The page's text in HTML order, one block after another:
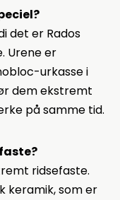
det er Rados
Urene er
urkasse i
dem ekstremt
på samme tid.
ridsefaste.
keramik, som er